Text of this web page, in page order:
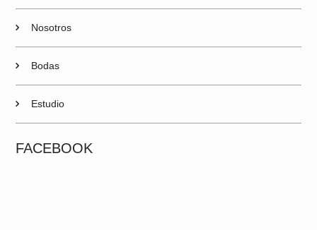
Nosotros
Bodas
Estudio
FACEBOOK